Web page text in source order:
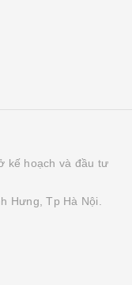
kế hoạch và đầu tư
Hưng, Tp Hà Nội.